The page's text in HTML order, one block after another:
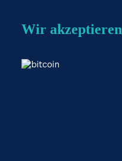
Wir akzeptieren